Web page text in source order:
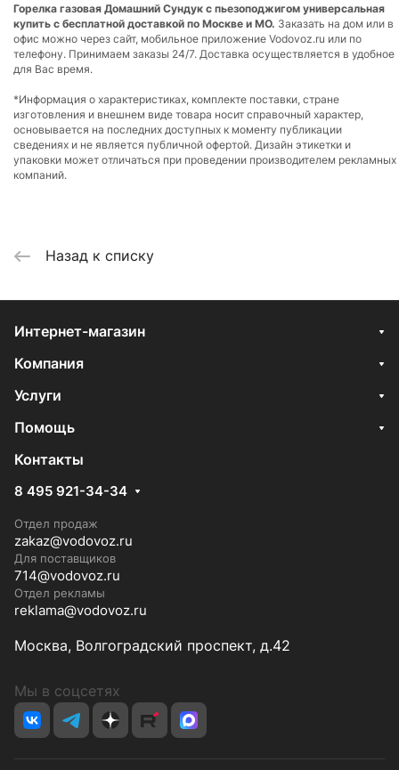
Горелка газовая Домашний Сундук с пьезоподжигом универсальная
купить с бесплатной доставкой по Москве и МО. Заказать на дом или в
офис можно через сайт, мобильное приложение Vodovoz.ru или по
телефону. Принимаем заказы 24/7. Доставка осуществляется в удобное
для Вас время.
*Информация о характеристиках, комплекте поставки, стране
изготовления и внешнем виде товара носит справочный характер,
основывается на последних доступных к моменту публикации
сведениях и не является публичной офертой. Дизайн этикетки и
упаковки может отличаться при проведении производителем рекламных
компаний.
Назад к списку
Интернет-магазин
Компания
Услуги
Помощь
Контакты
8 495 921-34-34
Отдел продаж
zakaz@vodovoz.ru
Для поставщиков
714@vodovoz.ru
Отдел рекламы
reklama@vodovoz.ru
Москва, Волгоградский проспект, д.42
Мы в соцсетях